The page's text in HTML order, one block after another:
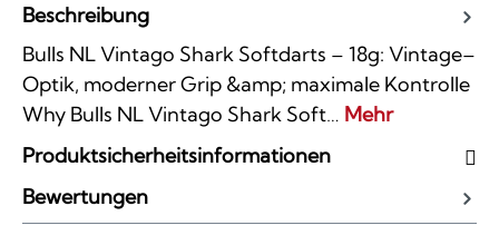
Beschreibung
Bulls NL Vintago Shark Softdarts – 18g: Vintage–
Optik, moderner Grip &amp; maximale Kontrolle
Why Bulls NL Vintago Shark Soft… Mehr
Produktsicherheitsinformationen
Bewertungen